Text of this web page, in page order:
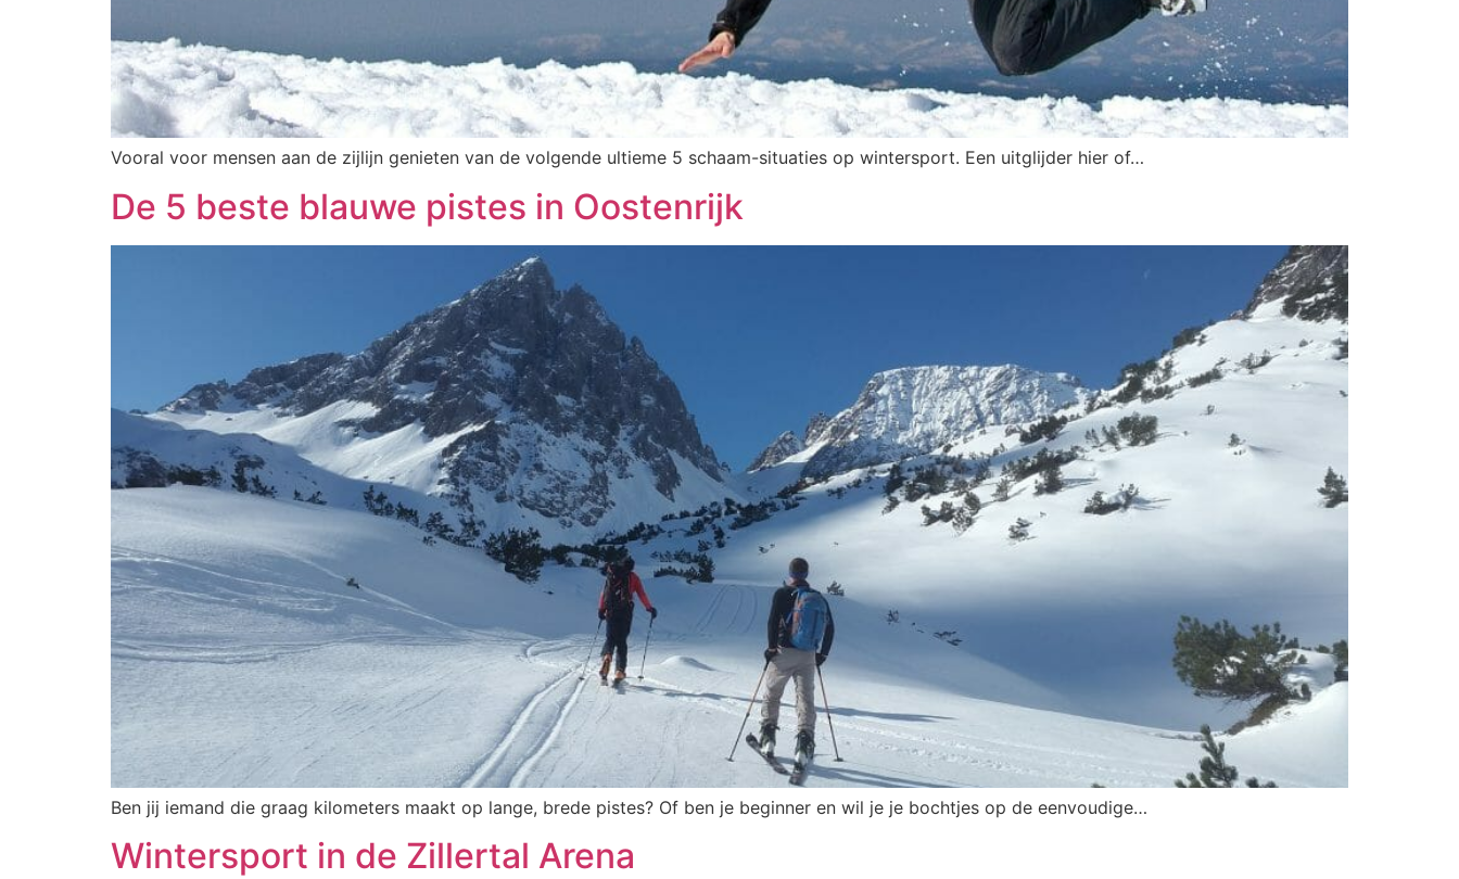
Vooral voor mensen aan de zijlijn genieten van de volgende ultieme 5 schaam-situaties op wintersport. Een uitglijder hier of…
De 5 beste blauwe pistes in Oostenrijk
Ben jij iemand die graag kilometers maakt op lange, brede pistes? Of ben je beginner en wil je je bochtjes op de eenvoudige…
Wintersport in de Zillertal Arena